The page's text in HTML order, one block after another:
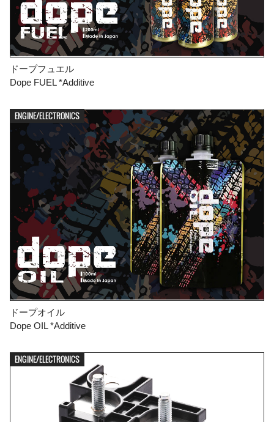
ドープフュエル
Dope FUEL *Additive
ENGINE/ELECTRONICS
ドープオイル
Dope OIL *Additive
ENGINE/ELECTRONICS